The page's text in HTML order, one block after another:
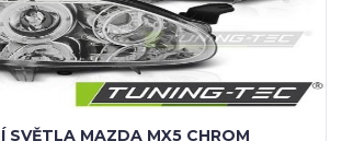
SVĚTLA MAZDA MX5 CHROM